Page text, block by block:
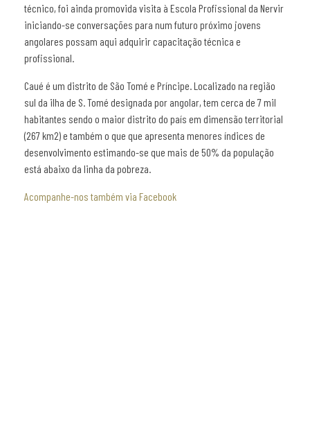
técnico, foi ainda promovida visita à Escola Profissional da Nervir
iniciando-se conversações para num futuro próximo jovens
angolares possam aqui adquirir capacitação técnica e
profissional.
Caué é um distrito de São Tomé e Príncipe. Localizado na região
sul da ilha de S. Tomé designada por angolar, tem cerca de 7 mil
habitantes sendo o maior distrito do país em dimensão territorial
(267 km2) e também o que que apresenta menores índices de
desenvolvimento estimando-se que mais de 50% da população
está abaixo da linha da pobreza.
Acompanhe-nos também via Facebook